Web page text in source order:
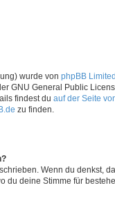
wurde von phpBB
GNU General Public
findest du auf der Seite
zu finden.
Wenn du denkst,
du deine Stimme für